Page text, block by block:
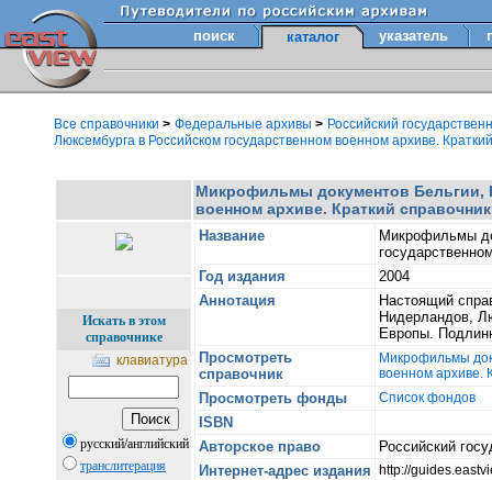
поиск каталог указатель
Все справочники > Федеральные архивы > Российский
Люксембурга в Российском государственном военном архиве.
Микрофильмы документов Бельгии,
военном архиве. Краткий
Название
Микрофильмы
Год издания
2004
Аннотация
Настоящий
Нидерландов,
Европы.
Просмотреть
справочник
Микрофильмы
военном архиве.
Просмотреть фонды Список фондов
ISBN
Авторское право
Российский
Интернет-адрес издания
http://
Искать в этом
справочнике
клавиатура
русский/английский
транслитерация